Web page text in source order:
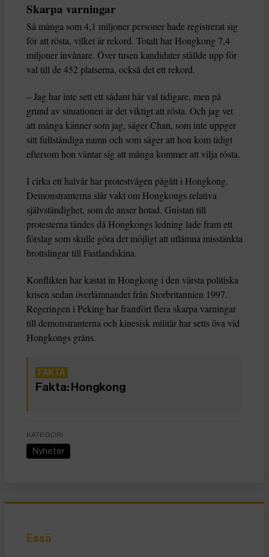
Skarpa varningar
Så många som 4,1 miljoner personer hade registrerat sig
för att rösta, vilket är rekord. Totalt har Hongkong 7,4
miljoner invånare. Över tusen kandidater ställde upp för
val till de 452 platserna, också det ett rekord.
– Jag har inte sett ett sådant här val tidigare, men på
grund av situationen är det viktigt att rösta. Och jag vet
att många känner som jag, säger Chan, som inte uppger
sitt fullständiga namn och som säger att hon kom tidigt
eftersom hon väntar sig att många kommer att vilja rösta.
I cirka ett halvår har protestvågen pågått i Hongkong.
Demonstranterna slår vakt om Hongkongs relativa
självständighet, som de anser hotad. Gnistan till
protesterna tändes då Hongkongs ledning lade fram ett
förslag som skulle göra det möjligt att utlämna misstänkta
brottslingar till Fastlandskina.
Konflikten har kastat in Hongkong i den värsta politiska
krisen sedan överlämnandet från Storbritannien 1997.
Regeringen i Peking har framfört flera skarpa varningar
till demonstranterna och kinesisk militär har setts öva vid
Hongkongs gräns.
Fakta: Hongkong
KATEGORI
Nyheter
Essä